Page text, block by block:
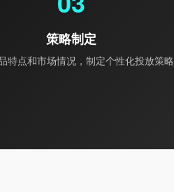
策略制定
特点和市场情况，制定个性化投放策略